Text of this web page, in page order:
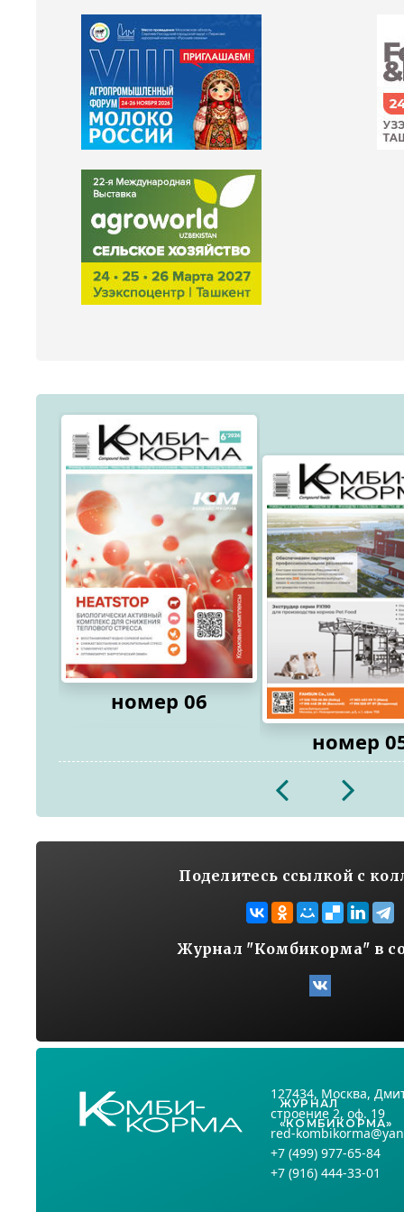
номер 06
номер
2026
Поделитесь ссылкой с
Журнал "Комбикорма" в
ЖУРНАЛ
«КОМБИКОРМА»
127434, Москва,
строение 2, оф. 19
red-
+7 (499) 977-65-84
+7 (916) 444-33-01